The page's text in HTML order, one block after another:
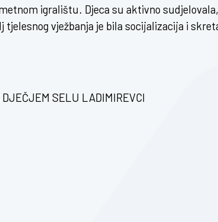
igralištu. Djeca su aktivno
vježbanja je bila socijalizacija i
SELU LADIMIREVCI